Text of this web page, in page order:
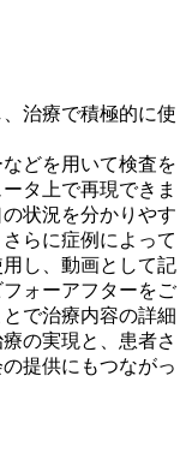
治療で積極的に使
どを用いて検査を
タ上で再現できま
状況を分かりやす
らに症例によって
し、動画として記
ォーアフターをご
で治療内容の詳細
の実現と、患者さ
提供にもつながっ